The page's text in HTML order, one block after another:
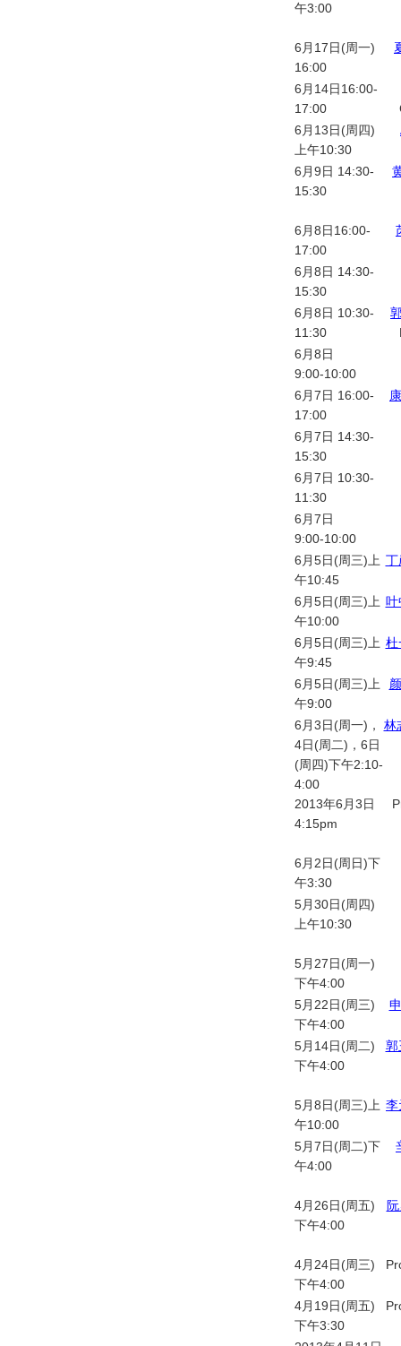
午3:00
6月17日(周一)
16:00
6月14日16:00-
17:00
6月13日(周四)
上午10:30
6月9日 14:30-
15:30
6月8日16:00-
17:00
6月8日 14:30-
15:30
6月8日 10:30-
11:30
6月8日
9:00-10:00
6月7日 16:00-
17:00
6月7日 14:30-
15:30
6月7日 10:30-
11:30
6月7日
9:00-10:00
6月5日(周三)上
午10:45
丁
6月5日(周三)上
午10:00
叶
6月5日(周三)上
午9:45
杜
6月5日(周三)上
午9:00
6月3日(周一)，
4日(周二)，6日
(周四)下午2:10-
4:00
林
2013年6月3日
4:15pm
6月2日(周日)下
午3:30
5月30日(周四)
上午10:30
5月27日(周一)
下午4:00
5月22日(周三)
下午4:00
5月14日(周二)
下午4:00
郭
5月8日(周三)上
午10:00
李
5月7日(周二)下
午4:00
4月26日(周五)
下午4:00
4月24日(周三)
下午4:00
4月19日(周五)
下午3:30